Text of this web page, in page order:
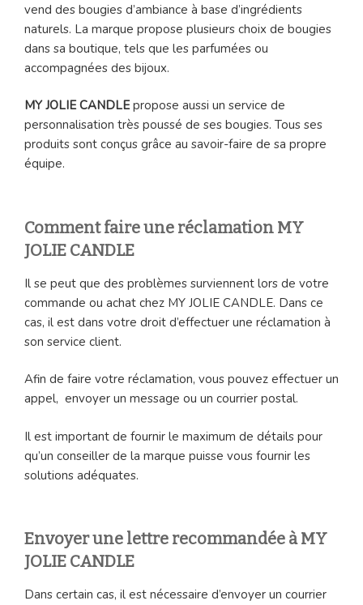
vend des bougies d’ambiance à base d’ingrédients
naturels. La marque propose plusieurs choix de bougies
dans sa boutique, tels que les parfumées ou
accompagnées des bijoux.
MY JOLIE CANDLEpropose aussi un service de
personnalisation très poussé de ses bougies. Tous ses
produits sont conçus grâce au savoir-faire de sa propre
équipe.
Comment faire une réclamation MY
JOLIE CANDLE
Il se peut que des problèmes surviennent lors de votre
commande ou achat chez MY JOLIE CANDLE. Dans ce
cas, il est dans votre droit d’effectuer une réclamation à
son service client.
Afin de faire votre réclamation, vous pouvez effectuer un
appel, envoyer un message ou un courrier postal.
Il est important de fournir le maximum de détails pour
qu’un conseiller de la marque puisse vous fournir les
solutions adéquates.
Envoyer une lettre recommandée à MY
JOLIE CANDLE
Dans certain cas, il est nécessaire d’envoyer un courrier